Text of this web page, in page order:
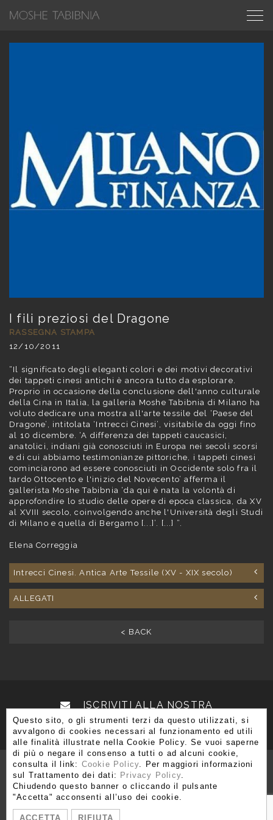
I fili preziosi del Dragone
RASSEGNA STAMPA
12/10/2011
“Il significato degli eleganti colori e dei motivi decorativi
dei tappeti cinesi antichi è ancora tutto da esplorare.
Proprio in occasione della conclusione dell'anno culturale
della Cina in Italia, la galleria Moshe Tabibnia di Milano ha
voluto dedicare una mostra all'arte tessile del ‘Paese del
Dragone’, intitolata ‘Intrecci Cinesi’, visitabile da oggi fino
al 10 dicembre. ‘A differenza dei tappeti caucasici,
anatolici, indiani già conosciuti in Europa nei secoli scorsi
e di cui abbiamo testimonianze pittoriche, i tappeti cinesi
cominciarono ad essere conosciuti in Occidente solo fra il
tardo Ottocento e l'inizio del Novecento’ afferma il
gallerista Moshe Tabibnia ‘da qui è nata la volontà di
approfondire lo studio delle opere di epoca classica, da XV
al XVIII secolo, coinvolgendo anche l'Università degli Studi
di Milano e quella di Bergamo [...]’. [...] ”.
Elena Correggia
Intrecci Cinesi. Antica Arte Tessile (XV - XIX secolo)
ALLEGATI
< BACK
ISCRIVITI ALLA NOSTRA
NEWSLETTER
Via Brera 3, 20121 Milano
T. +39 02 80 51 545 - 02 86 99 12 59 F. +39 02 80 51 549
Questo sito, o gli strumenti terzi da questo utilizzati, si
avvalgono di cookies necessari al funzionamento ed utili
alle finalità illustrate nella Cookie Policy. Se vuoi saperne
di più o negare il consenso a tutti o ad alcuni cookie,
consulta il link: Cookie Policy. Per maggiori informazioni
sul Trattamento dei dati: Privacy Policy.
Chiudendo questo banner o cliccando il pulsante
"Accetta" acconsenti all’uso dei cookie.
ACCETTA RIFIUTA